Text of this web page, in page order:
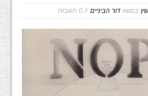
בנושאדור הביניים // 0 תגובות